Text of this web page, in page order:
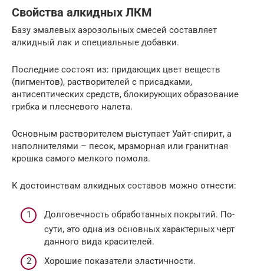
Свойства алкидных ЛКМ
Базу эмалевых аэрозольных смесей составляет
алкидный лак и специальные добавки.
Последние состоят из: придающих цвет веществ
(пигментов), растворителей с присадками,
антисептических средств, блокирующих образование
грибка и плесневого налета.
Основным растворителем выступает Уайт-спирит, а
наполнителями – песок, мраморная или гранитная
крошка самого мелкого помола.
К достоинствам алкидных составов можно отнести:
Долговечность обработанных покрытий. По-
сути, это одна из основных характерных черт
данного вида красителей.
Хорошие показатели эластичности.